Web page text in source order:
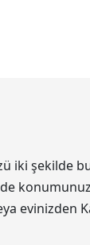
iki şekilde
evinizden